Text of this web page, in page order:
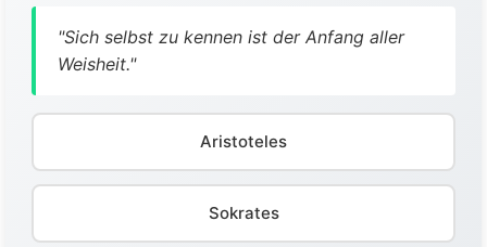
"Sich selbst zu kennen ist der Anfang aller
Weisheit."
Aristoteles
Sokrates